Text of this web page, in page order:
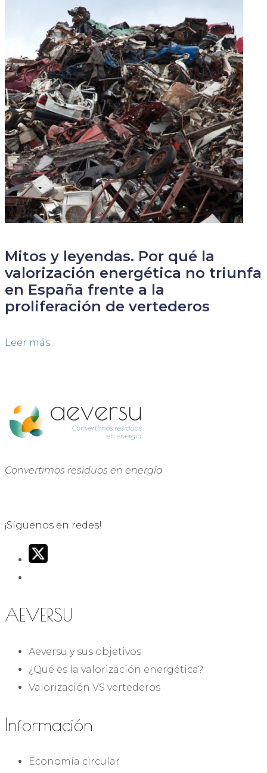
Mitos y leyendas. Por qué la
valorización energética no triunfa
en España frente a la
proliferación de vertederos
Leer más
Convertimos residuos en energía
¡Síguenos en redes!
AEVERSU
Aeversu y sus objetivos
¿Qué es la valorización energética?
Valorización VS vertederos
Información
Economía circular